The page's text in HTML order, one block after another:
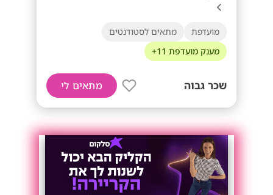
מועדפת
מתאים לסטודנטים
מענק מועדפת 11+
שכר גבוה מתאים לי